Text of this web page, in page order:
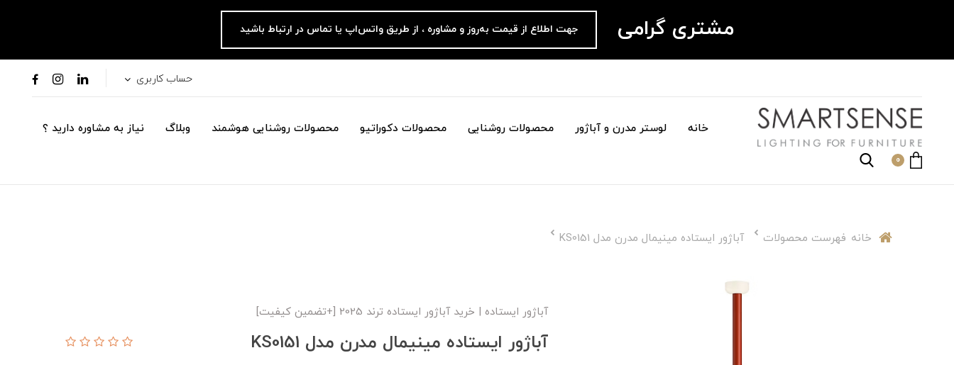
مشتری گرامی جهت اطلاع از قیمت به‌روز و مشاوره ، از طریق واتس‌اپ یا تماس در ارتباط باشید
حساب کاربری
خانه لوستر مدرن و آباژور محصولات روشنایی محصولات دکوراتیو محصولات روشنایی هوشمند وبلاگ نیاز به مشاوره دارید ؟
0
خانه فهرست محصولات آباژور ایستاده مینیمال مدرن مدل KS0151
آباژور ایستاده | خرید آباژور ایستاده ترند 2025 [+تضمین کیفیت]
آباژور ایستاده مینیمال مدرن مدل KS0151